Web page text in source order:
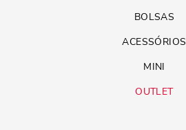
BOLSAS
ACESSÓRIOS
MINI
OUTLET